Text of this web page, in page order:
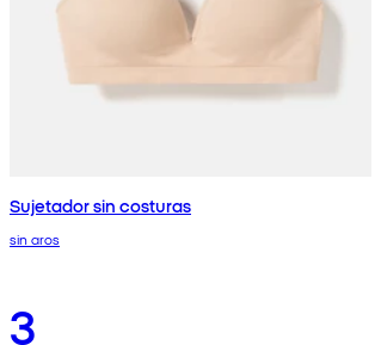
Sujetador sin costuras
sin aros
3